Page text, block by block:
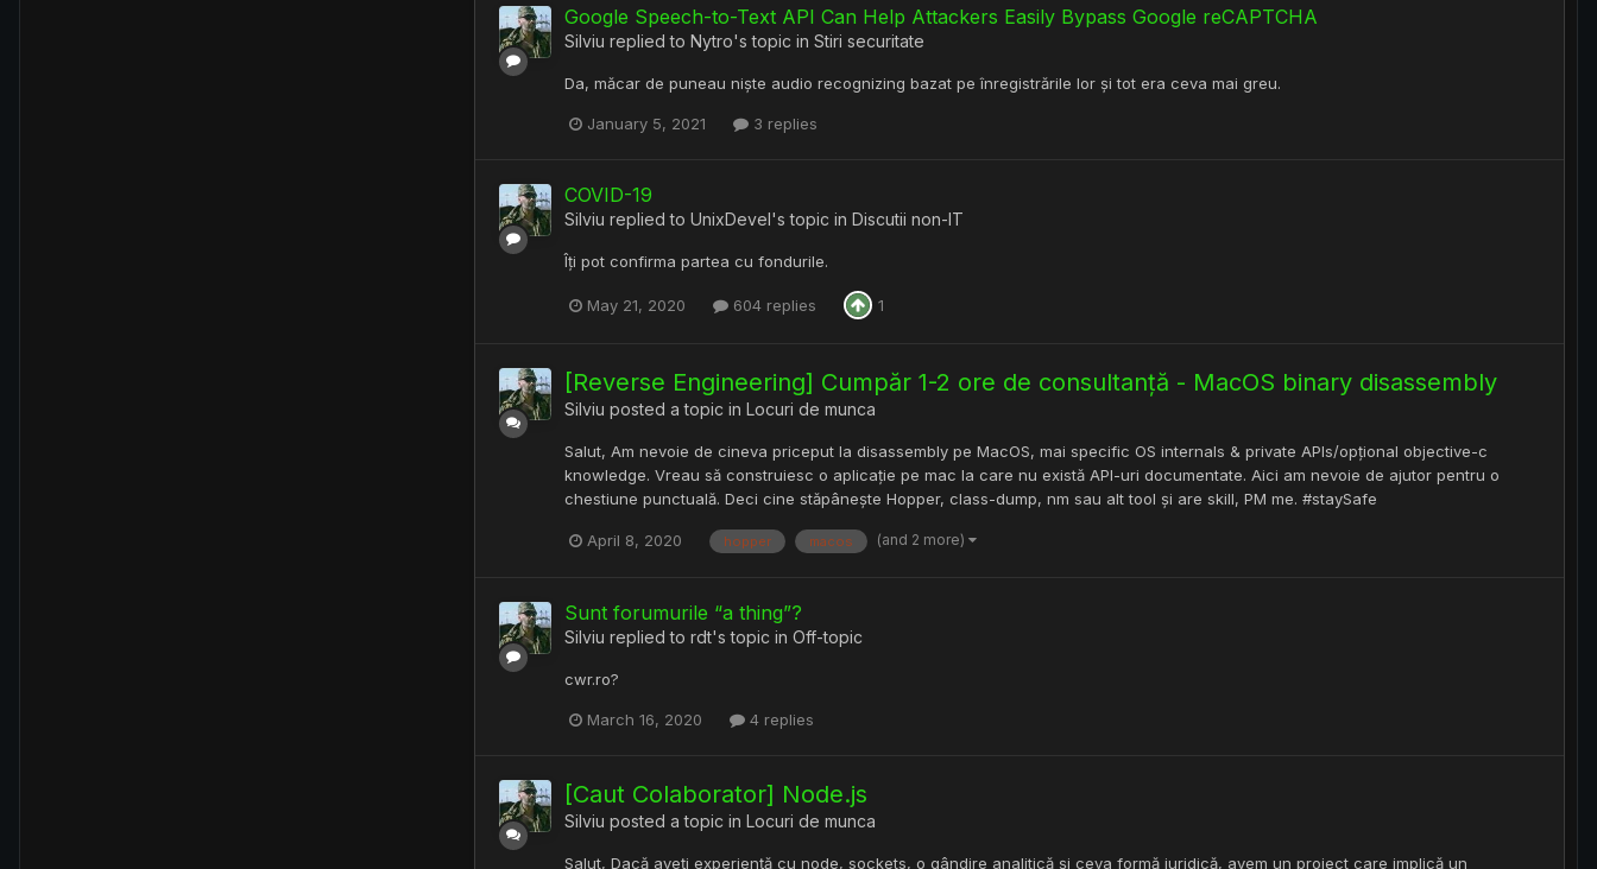
Google Speech-to-Text API Can Help Attackers Easily Bypass Google reCAPTCHA
Silviu replied to Nytro's topic in Stiri securitate
Da, măcar de puneau niște audio recognizing bazat pe înregistrările lor și tot era ceva mai greu.
January 5, 2021 3 replies
COVID-19
Silviu replied to UnixDevel's topic in Discutii non-IT
Îți pot confirma partea cu fondurile.
May 21, 2020 604 replies 1
[Reverse Engineering] Cumpăr 1-2 ore de consultanță - MacOS binary disassembly
Silviu posted a topic in Locuri de munca
Salut, Am nevoie de cineva priceput la disassembly pe MacOS, mai specific OS internals & private APIs/opțional objective-c
knowledge. Vreau să construiesc o aplicație pe mac la care nu există API-uri documentate. Aici am nevoie de ajutor pentru o
chestiune punctuală. Deci cine stăpânește Hopper, class-dump, nm sau alt tool și are skill, PM me. #staySafe
April 8, 2020 hopper macos (and 2 more)
Sunt forumurile “a thing”?
Silviu replied to rdt's topic in Off-topic
cwr.ro?
March 16, 2020 4 replies
[Caut Colaborator] Node.js
Silviu posted a topic in Locuri de munca
Salut, Dacă aveți experiență cu node, sockets, o gândire analitică și ceva formă juridică, avem un proiect care implică un